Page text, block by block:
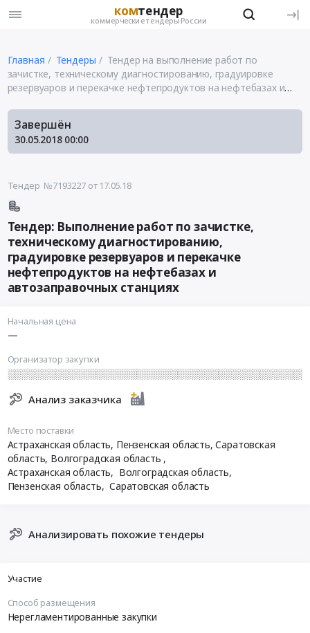
комтендер
коммерческие тендеры России
Главная Тендеры
Тендер на выполнение работ по
зачистке, техническому диагностированию, градуировке
резервуаров и перекачке нефтепродуктов на нефтебазах и
Завершён
30.05.2018 00:00
Тендер №7193227от 17.05.18
Тендер: Выполнение работ по зачистке,
техническому диагностированию,
градуировке резервуаров и перекачке
нефтепродуктов на нефтебазах и
автозаправочных станциях
Начальная цена
—
Организатор закупки
Анализ заказчика
Место поставки
Астраханская область, Пензенская область, Саратовская
область, Волгоградская область ,
Астраханская область, Волгоградская область,
Пензенская область, Саратовская область
Анализировать похожие тендеры
Участие
Способ размещения
Нерегламентированные закупки